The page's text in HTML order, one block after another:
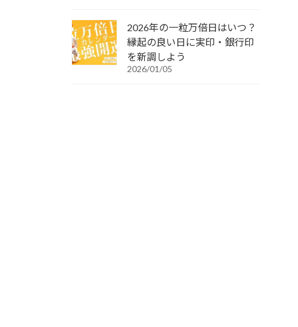
2026年の一粒万倍日はいつ？
縁起の良い日に実印・銀行印
を新調しよう
2026/01/05